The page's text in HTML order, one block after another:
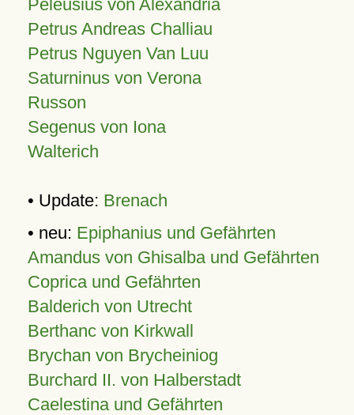
Peleusius von Alexandria
Petrus Andreas Challiau
Petrus Nguyen Van Luu
Saturninus von Verona
Russon
Segenus von Iona
Walterich
• Update: Brenach
• neu: Epiphanius und Gefährten
Amandus von Ghisalba und Gefährten
Coprica und Gefährten
Balderich von Utrecht
Berthanc von Kirkwall
Brychan von Brycheiniog
Burchard II. von Halberstadt
Caelestina und Gefährten